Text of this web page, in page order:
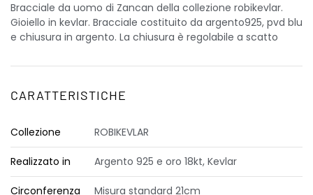
Bracciale da uomo di Zancan della collezione robikevlar.
Gioiello in kevlar. Bracciale costituito da argento925, pvd blu
e chiusura in argento. La chiusura è regolabile a scatto
CARATTERISTICHE
Collezione ROBIKEVLAR
Realizzato in Argento 925 e oro 18kt, Kevlar
Circonferenza Misura standard 21cm